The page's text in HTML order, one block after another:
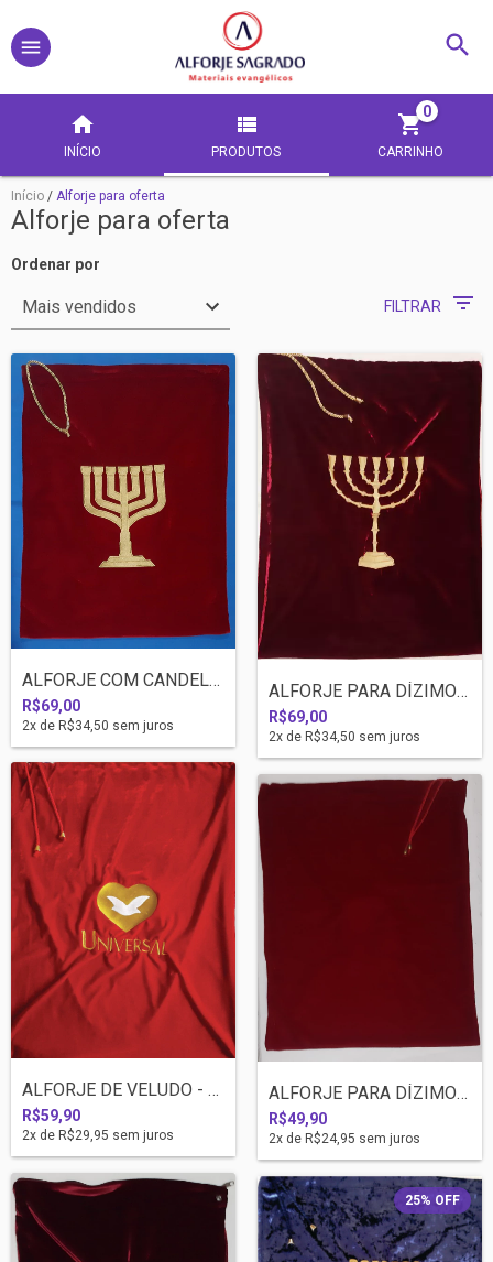
INÍCIO PRODUTOS CARRINHO
0
Início / Alforje para oferta
Alforje para oferta
Ordenar por
FILTRAR
ALFORJE COM CANDELABRO - PARA DÍZIMO E O...
R$69,00
2x de R$34,50 sem juros
ALFORJE PARA DÍZIMO E OFERTA (COM CANDEL...
R$69,00
2x de R$34,50 sem juros
ALFORJE DE VELUDO - PARA DÍZIMO E OFERTA...
R$59,90
2x de R$29,95 sem juros
ALFORJE PARA DÍZIMO E OFERTA - LISO
R$49,90
2x de R$24,95 sem juros
25% OFF